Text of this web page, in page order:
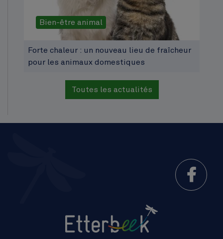
Bien-être animal
Forte chaleur : un nouveau lieu de fraîcheur
pour les animaux domestiques
Toutes les actualités